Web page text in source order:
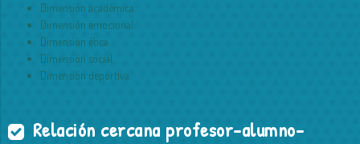
Dimensión académica.
Dimensión emocional.
Dimensión ética.
Dimensión social.
Dimensión deportiva.
Relación cercana profesor-alumno-